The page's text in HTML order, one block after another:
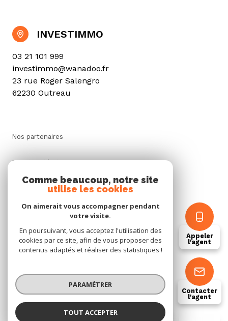
Appeler
l'agent
Contacter
l'agent
INVESTIMMO
03 21 101 999
investimmo@wanadoo.fr
23 rue Roger Salengro
62230 Outreau
Nos partenaires
Mentions légales
Cookies
© 2026 | Tous droits réservés
Réalisé par
Comme beaucoup, notre site
utilise les cookies
On aimerait vous accompagner pendant
votre visite.
En poursuivant, vous acceptez l'utilisation des
cookies par ce site, afin de vous proposer des
contenus adaptés et réaliser des statistiques !
PARAMÉTRER
TOUT ACCEPTER